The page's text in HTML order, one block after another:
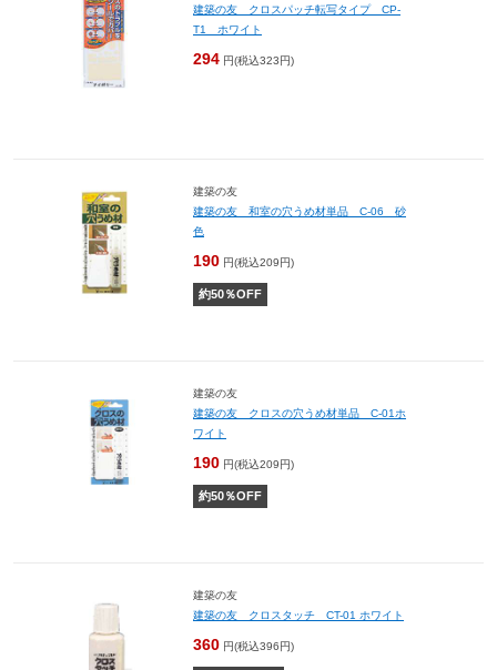
建築の友 クロスパッチ転写タイプ CP-
T1 ホワイト
294 円(税込323円)
建築の友
建築の友 和室の穴うめ材単品 C-06 砂
色
190 円(税込209円)
約50％OFF
建築の友
建築の友 クロスの穴うめ材単品 C-01ホ
ワイト
190 円(税込209円)
約50％OFF
建築の友
建築の友 クロスタッチ CT-01 ホワイト
360 円(税込396円)